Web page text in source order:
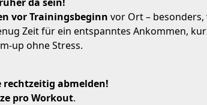
vor Trainingsbeginn vor Ort –
Zeit für ein entspanntes Ankommen,
up ohne Stress.
rechtzeitig abmelden!
pro Workout.